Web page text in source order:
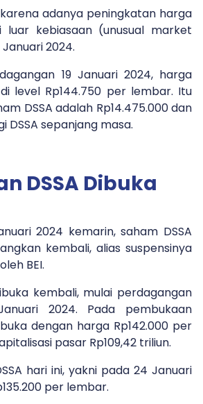
adanya peningkatan harga
luar kebiasaan (unusual market
2024.
19 Januari 2024, harga
level Rp144.750 per lembar. Itu
DSSA adalah Rp14.475.000 dan
sepanjang masa.
DSSA Dibuka
2024 kemarin, saham DSSA
kembali, alias suspensinya
BEI.
kembali, mulai perdagangan
2024. Pada pembukaan
dengan harga Rp142.000 per
pasar Rp109,42 triliun.
hari ini, yakni pada 24 Januari
per lembar.